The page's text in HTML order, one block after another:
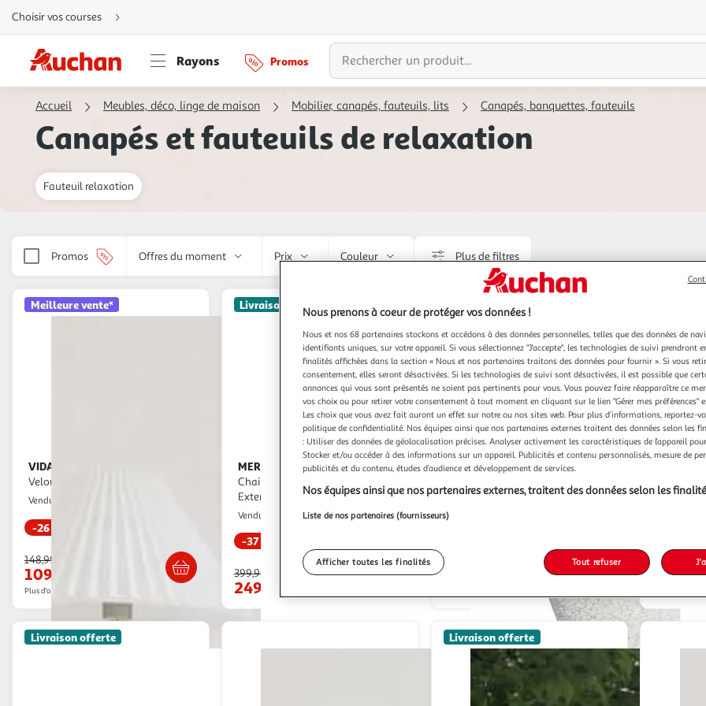
Aller
directement
au
Aller
directement
à
la
Aller
la
navigation
rubrique
Choisir vos courses
Rayons Promos
Accueil Meubles, déco, linge de maison Mobilier, canapés, fauteuils, lits Canapés, banquettes, fauteuils
Canapés et fauteuils de relaxation
Fauteuil relaxation
Promos Offres du moment Prix Couleur Plus de filtres
Meilleure vente*
VIDAXL
Velours
Vendu par
-26 %
148,99€
109,98€
Plus d'offres à partir de
Livraison offerte
MERAX
Chair Avec Repose-pieds
Extensible Blanc
Vendu par Modern Life
-37 %
Livraison dès 2/3 semaines
399,99€
249,99€
Livraison offerte
MERAXRocking-chair Fauteuil à
Livraison dès 2/3 semaines
à
Relax
299,99€
Livraison offerte Livraison offerte
Nous prenons à coeur de protéger vos données !
Nous et nos 68 partenaires stockons et accédons à des données personnelles, telles que des données de
identifiants uniques, sur votre appareil. Si vous sélectionnez "J'accepte", les technologies de suivi prendront
finalités affichées dans la section « Nous et nos partenaires traitons des données pour fournir ». Si vous
consentement, elles seront désactivées. Si les technologies de suivi sont désactivées, il est possible que
annonces qui vous sont présentés ne soient pas pertinents pour vous. Vous pouvez faire réapparaître ce
vos choix ou pour retirer votre consentement à tout moment en cliquant sur le lien "Gérer mes préférences"
Les choix que vous avez fait auront un effet sur notre ou nos sites web. Pour plus d’informations, reportez-
politique de confidentialité. Nos équipes ainsi que nos partenaires externes traitent des données selon les
: Utiliser des données de géolocalisation précises. Analyser activement les caractéristiques de l’appareil
Stocker et/ou accéder à des informations sur un appareil. Publicités et contenu personnalisés, mesure de
publicités et du contenu, études d’audience et développement de services.
Nos équipes ainsi que nos partenaires externes, traitent des données selon les
Liste de nos partenaires (fournisseurs)
Afficher toutes les finalités Tout refuser